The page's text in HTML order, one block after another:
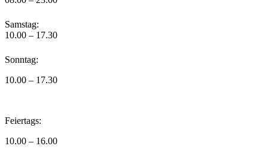
Samstag:
10.00 – 17.30
Sonntag:
10.00 – 17.30
Feiertags:
10.00 – 16.00